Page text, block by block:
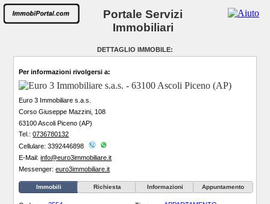
Portale Servizi
Immobiliari
DETTAGLIO IMMOBILE:
Per informazioni rivolgersi a:
Euro 3 Immobiliare s.a.s.
Corso Giuseppe Mazzini, 108
63100 Ascoli Piceno (AP)
Tel.:0736780132
Cellulare: 3392446898
E-Mail:info@euro3immobiliare.it
Messenger:euro3immobiliare.it
Immobili Richiesta Informazioni Appuntamento